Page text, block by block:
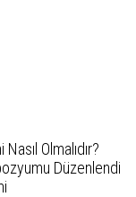
Olmalıdır?
Düzenlendi